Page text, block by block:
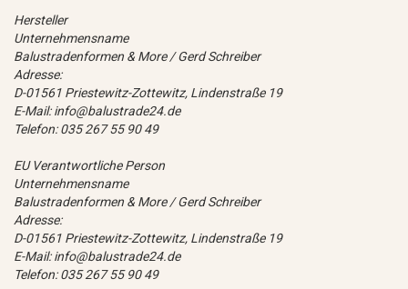
Hersteller
Unternehmensname
Balustradenformen & More / Gerd Schreiber
Adresse:
D-01561 Priestewitz-Zottewitz, Lindenstraße 19
E-Mail: info@balustrade24.de
Telefon: 035 267 55 90 49
EU Verantwortliche Person
Unternehmensname
Balustradenformen & More / Gerd Schreiber
Adresse:
D-01561 Priestewitz-Zottewitz, Lindenstraße 19
E-Mail: info@balustrade24.de
Telefon: 035 267 55 90 49